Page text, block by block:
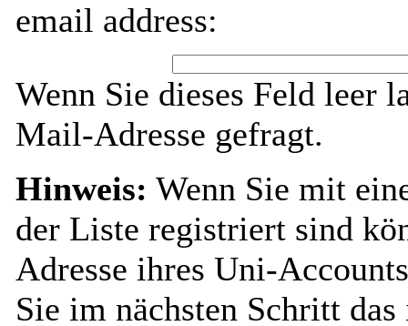
email address:
Wenn Sie dieses Feld leer
Mail-Adresse gefragt.
Hinweis: Wenn Sie mit
der Liste registriert sind
Adresse ihres Uni-
Sie im nächsten Schritt